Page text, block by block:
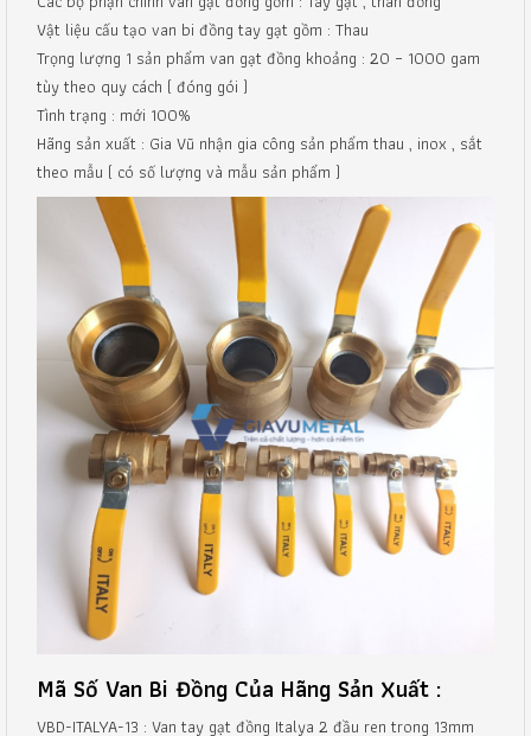
Vật liệu cấu tạo van bi đồng tay gạt gồm : Thau
Trọng lượng 1 sản phẩm van gạt đồng khoảng : 20 – 1000 gam
tùy theo quy cách ( đóng gói )
Tình trạng : mới 100%
Hãng sản xuất : Gia Vũ nhận gia công sản phẩm thau , inox , sắt
theo mẫu ( có số lượng và mẫu sản phẩm )
Mã Số Van Bi Đồng Của Hãng Sản Xuất :
VBD-ITALYA-13 : Van tay gạt đồng Italya 2 đầu ren trong 13mm